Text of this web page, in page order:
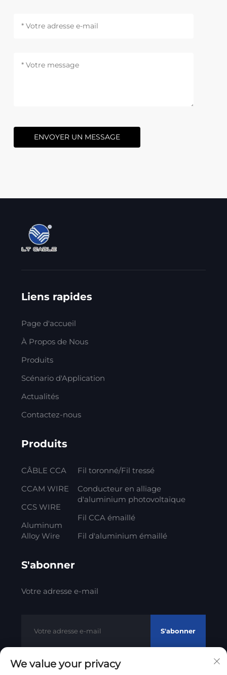
ENVOYER UN MESSAGE
Liens rapides
Page d'accueil
À Propos de Nous
Produits
Scénario d'Application
Actualités
Contactez-nous
Produits
CÂBLE CCA
CCAM WIRE
CCS WIRE
Aluminum
Alloy Wire
Fil toronné/Fil tressé
Conducteur en alliage
d'aluminium photovoltaïque
Fil CCA émaillé
Fil d'aluminium émaillé
S'abonner
Votre adresse e-mail
S'abonner
We value your privacy